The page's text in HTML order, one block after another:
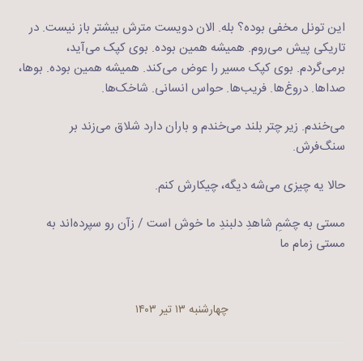
این تونل مخفی بوده؟ بله. الان دویست مترش بیشتر باز نیست. در
تاریکی پیش می‌روم. همیشه همین بوده. بوی کپک می‌آید،
برمی‌گردم. بوی کپک مسیر را عوض می‌کند. همیشه همین بوده. بوها،
صداها. دروغ‌ها. فریب‌ها. حواس انسانی. شاخک‌ها.
می‌خندم. زیر چتر بلند می‌خندم و باران دارد شلاق می‌زند بر
سنگ‌فرش.
حالا یه چیزی می‌شه دیگه، چیکارش کنم.
مستی به چشمِ شاهدِ دلبندِ ما خوش است / زآن رو سپرده‌اند به
مستی زمام ما
چهارشنبه ۱۳ تیر ۱۴۰۳